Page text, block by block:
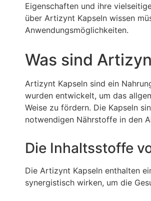
Eigenschaften und ihre
über Artizynt Kapseln wissen
Anwendungsmöglichkeiten.
Was sind
Artizynt Kapseln sind ein
wurden entwickelt, um das
Weise zu fördern. Die Kapseln
notwendigen Nährstoffe in den
Die Inhaltsstoffe
Die Artizynt Kapseln enthalten
synergistisch wirken, um die